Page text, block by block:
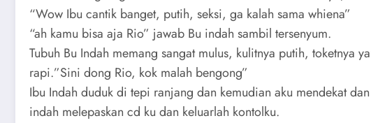
“Wow Ibu cantik banget, putih, seksi, ga kalah sama whiena”
“ah kamu bisa aja Rio” jawab Bu indah sambil tersenyum.
Tubuh Bu Indah memang sangat mulus, kulitnya putih, toketnya
rapi.”Sini dong Rio, kok malah bengong”
Ibu Indah duduk di tepi ranjang dan kemudian aku mendekat
indah melepaskan cd ku dan keluarlah kontolku.